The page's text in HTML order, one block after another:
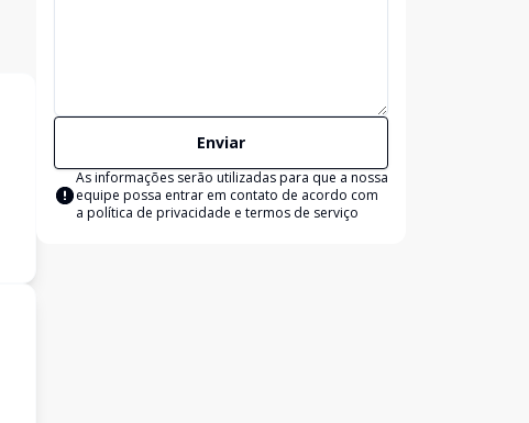
Enviar
As informações serão utilizadas para que a nossa
equipe possa entrar em contato de acordo com
a política de privacidade e termos de serviço